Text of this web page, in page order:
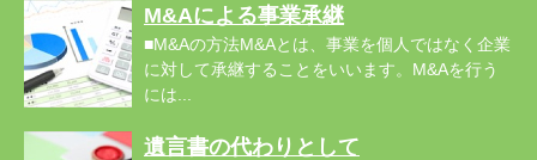
M&Aによる事業承継
■M&Aの方法M&Aとは、事業を個人ではなく企業
に対して承継することをいいます。M&Aを行う
には...
遺言書の代わりとして